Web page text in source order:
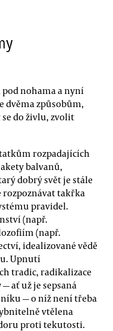
nohama a nyní
dvěma způsobům,
do živlu, zvolit
rozpadajících
balvanů,
dobrý svět je stále
rozpoznávat takřka
pravidel.
(např.
(např.
idealizované vědě
Upnutí
tradic, radikalizace
ať už je sepsaná
— o níž není třeba
vtělena
proti tekutosti.